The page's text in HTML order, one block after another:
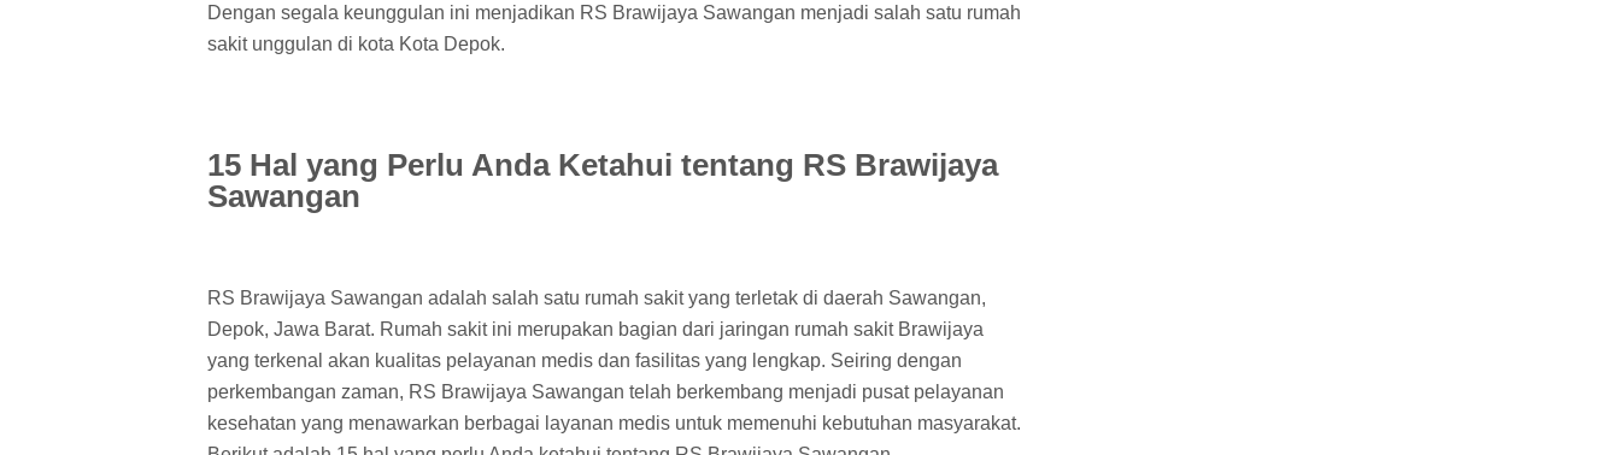
Dengan segala keunggulan ini menjadikan RS Brawijaya Sawangan menjadi salah satu rumah
sakit unggulan di kota Kota Depok.
15 Hal yang Perlu Anda Ketahui tentang RS Brawijaya
Sawangan
RS Brawijaya Sawangan adalah salah satu rumah sakit yang terletak di daerah Sawangan,
Depok, Jawa Barat. Rumah sakit ini merupakan bagian dari jaringan rumah sakit Brawijaya
yang terkenal akan kualitas pelayanan medis dan fasilitas yang lengkap. Seiring dengan
perkembangan zaman, RS Brawijaya Sawangan telah berkembang menjadi pusat pelayanan
kesehatan yang menawarkan berbagai layanan medis untuk memenuhi kebutuhan masyarakat.